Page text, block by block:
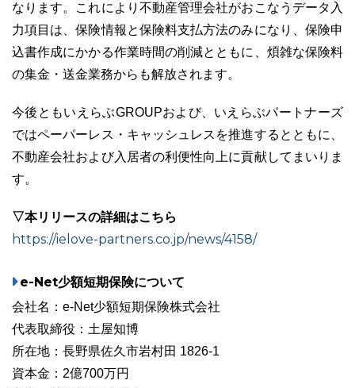
なります。これにより不動産管理会社がおこなうデータ入
力項目は、保険情報と保険料支払方法のみになり、保険申
込書作成にかかる作業時間の削減とともに、煩雑な保険料
の集金・送金業務からも解放されます。
今後ともいえらぶGROUPおよび、いえらぶパートナーズ
ではペーパーレス・キャッシュレスを推進するとともに、
不動産会社および入居者の利便性向上に貢献してまいりま
す。
▽本リリースの詳細はこちら
https://ielove-partners.co.jp/news/4158/
e-Net少額短期保険について
会社名：e-Net少額短期保険株式会社
代表取締役：土屋知博
所在地：長野県佐久市岩村田 1826-1
資本金：2億700万円